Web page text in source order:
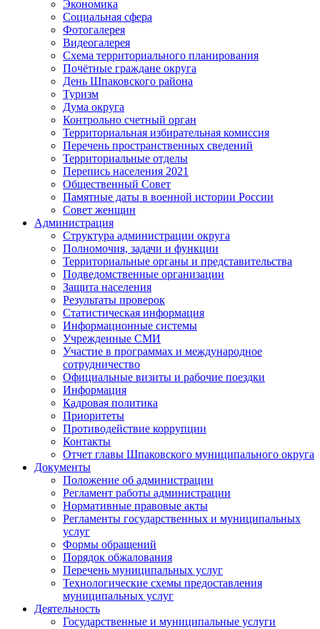
Экономика
Социальная сфера
Фотогалерея
Видеогалерея
Схема территориального планирования
Почётные граждане округа
День Шпаковского района
Туризм
Дума округа
Контрольно счетный орган
Территориальная избирательная комиссия
Перечень пространственных сведений
Территориальные отделы
Перепись населения 2021
Общественный Совет
Памятные даты в военной истории России
Совет женщин
Администрация
Структура администрации округа
Полномочия, задачи и функции
Территориальные органы и представительства
Подведомственные организации
Защита населения
Результаты проверок
Статистическая информация
Информационные системы
Учрежденные СМИ
Участие в программах и международное
сотрудничество
Официальные визиты и рабочие поездки
Информация
Кадровая политика
Приоритеты
Противодействие коррупции
Контакты
Отчет главы Шпаковского муниципального округа
Документы
Положение об администрации
Регламент работы администрации
Нормативные правовые акты
Регламенты государственных и муниципальных
услуг
Формы обращений
Порядок обжалования
Перечень муниципальных услуг
Технологические схемы предоставления
муниципальных услуг
Деятельность
Государственные и муниципальные услуги